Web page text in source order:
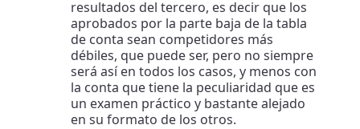
resultados del tercero, es decir que los
aprobados por la parte baja de la tabla
de conta sean competidores más
débiles, que puede ser, pero no siempre
será así en todos los casos, y menos con
la conta que tiene la peculiaridad que es
un examen práctico y bastante alejado
en su formato de los otros.